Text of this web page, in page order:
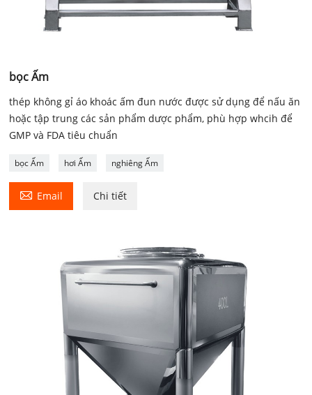
bọc Ấm
thép không gỉ áo khoác ấm đun nước được sử dụng để nấu ăn
hoặc tập trung các sản phẩm dược phẩm, phù hợp whcih để
GMP và FDA tiêu chuẩn
bọc Ấm hơi Ấm nghiêng Ấm
 Email Chi tiết